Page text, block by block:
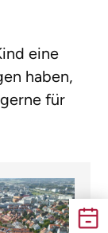
eine
haben,
für